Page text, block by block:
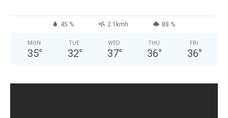
45 % 2.1kmh 88 %
MON
35°
TUE
32°
WED
37°
THU
36°
FRI
36°